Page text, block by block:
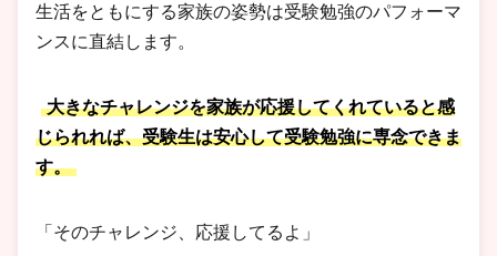
生活をともにする家族の姿勢は受験勉強のパフォーマ
ンスに直結します。
大きなチャレンジを家族が応援してくれていると感
じられれば、受験生は安心して受験勉強に専念できま
す。
「そのチャレンジ、応援してるよ」